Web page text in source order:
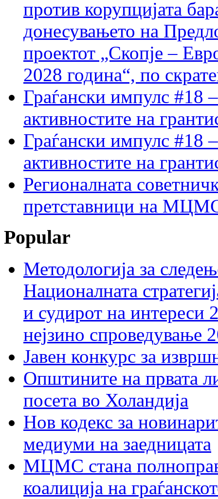
против корупцијата
донесувањето на
проектот „Скопје –
2028 година“, по
Граѓански импулс #18
активностите на
Граѓански импулс #18
активностите на
Регионалната
претставници на МЦМС
Popular
Методологија за
Националната
и судирот на интереси
нејзино спроведување
Јавен конкурс за
Општините на првата
посета во Холандија
Нов кодекс за
медиуми на заедницата
МЦМС стана
коалиција на